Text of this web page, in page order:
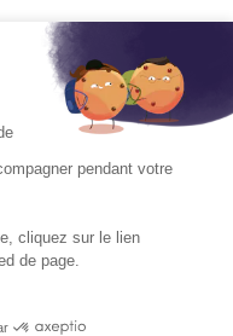
droits réservés
Mentions légales